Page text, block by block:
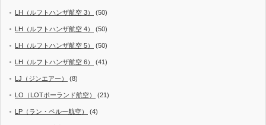
LH（ルフトハンザ航空 3） (50)
LH（ルフトハンザ航空 4） (50)
LH（ルフトハンザ航空 5） (50)
LH（ルフトハンザ航空 6） (41)
LJ（ジンエアー） (8)
LO（LOTポーランド航空） (21)
LP（ラン・ペルー航空） (4)